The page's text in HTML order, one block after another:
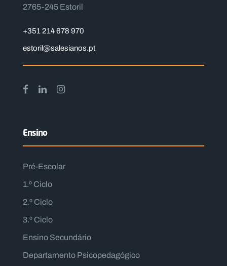
2765-245 Estoril
+351 214 678 970
estoril@salesianos.pt
Ensino
Pré-Escolar
1.º Ciclo
2.º Ciclo
3.º Ciclo
Ensino Secundário
Departamento Psicopedagógico